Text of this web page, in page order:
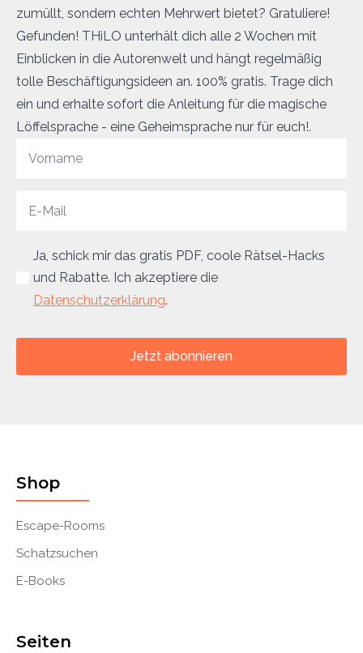
zumüllt, sondern echten Mehrwert bietet? Gratuliere!
Gefunden! THiLO unterhält dich alle 2 Wochen mit
Einblicken in die Autorenwelt und hängt regelmäßig
tolle Beschäftigungsideen an. 100% gratis. Trage dich
ein und erhalte sofort die Anleitung für die magische
Löffelsprache - eine Geheimsprache nur für euch!.
Ja, schick mir das gratis PDF, coole Rätsel-Hacks
und Rabatte. Ich akzeptiere die
Datenschutzerklärung.
Jetzt abonnieren
Shop
Escape-Rooms
Schatzsuchen
E-Books
Seiten